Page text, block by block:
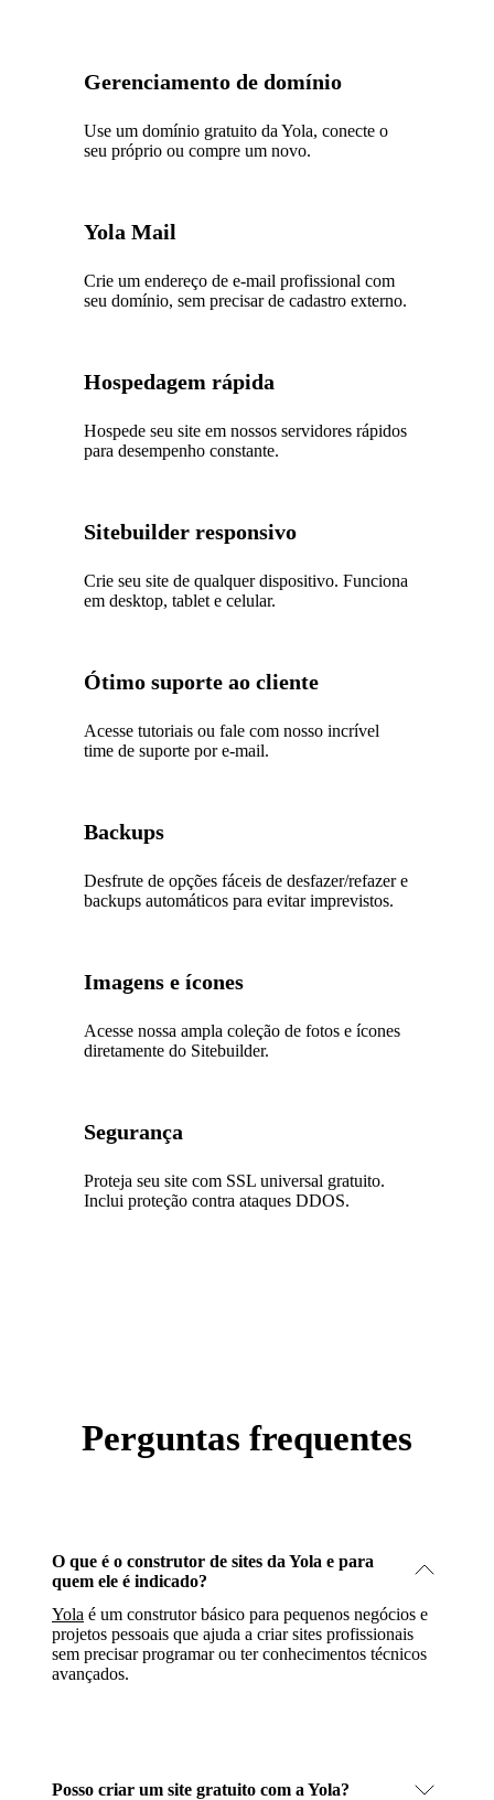
Gerenciamento de domínio
Use um domínio gratuito da Yola, conecte o
seu próprio ou compre um novo.
Yola Mail
Crie um endereço de e-mail profissional com
seu domínio, sem precisar de cadastro externo.
Hospedagem rápida
Hospede seu site em nossos servidores rápidos
para desempenho constante.
Sitebuilder responsivo
Crie seu site de qualquer dispositivo. Funciona
em desktop, tablet e celular.
Ótimo suporte ao cliente
Acesse tutoriais ou fale com nosso incrível
time de suporte por e-mail.
Backups
Desfrute de opções fáceis de desfazer/refazer e
backups automáticos para evitar imprevistos.
Imagens e ícones
Acesse nossa ampla coleção de fotos e ícones
diretamente do Sitebuilder.
Segurança
Proteja seu site com SSL universal gratuito.
Inclui proteção contra ataques DDOS.
Perguntas frequentes
O que é o construtor de sites da Yola e para
quem ele é indicado?
Yola é um construtor básico para pequenos negócios e
projetos pessoais que ajuda a criar sites profissionais
sem precisar programar ou ter conhecimentos técnicos
avançados.
Posso criar um site gratuito com a Yola?